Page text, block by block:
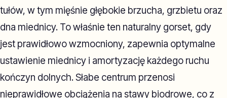
tułów, w tym mięśnie głębokie brzucha, grzbietu oraz
dna miednicy. To właśnie ten naturalny gorset, gdy
jest prawidłowo wzmocniony, zapewnia optymalne
ustawienie miednicy i amortyzację każdego ruchu
kończyn dolnych. Słabe centrum przenosi
nieprawidłowe obciążenia na stawy biodrowe, co z